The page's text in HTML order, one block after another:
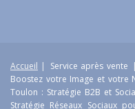
Accueil | Service après vente |
Boostez votre Image et votre
Toulon : Stratégie B2B et
Stratégie Réseaux Sociaux